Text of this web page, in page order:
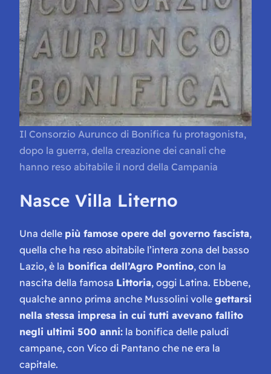
Il Consorzio Aurunco di Bonifica fu protagonista,
dopo la guerra, della creazione dei canali che
hanno reso abitabile il nord della Campania
Nasce Villa Literno
Una delle più famose opere del governo fascista,
quella che ha reso abitabile l’intera zona del basso
Lazio, è la bonifica dell’Agro Pontino, con la
nascita della famosa Littoria, oggi Latina. Ebbene,
qualche anno prima anche Mussolini volle gettarsi
nella stessa impresa in cui tutti avevano fallito
negli ultimi 500 anni: la bonifica delle paludi
campane, con Vico di Pantano che ne era la
capitale.